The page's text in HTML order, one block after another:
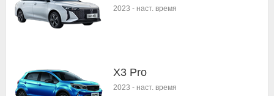
2023 - наст. время
X3 Pro
2023 - наст. время